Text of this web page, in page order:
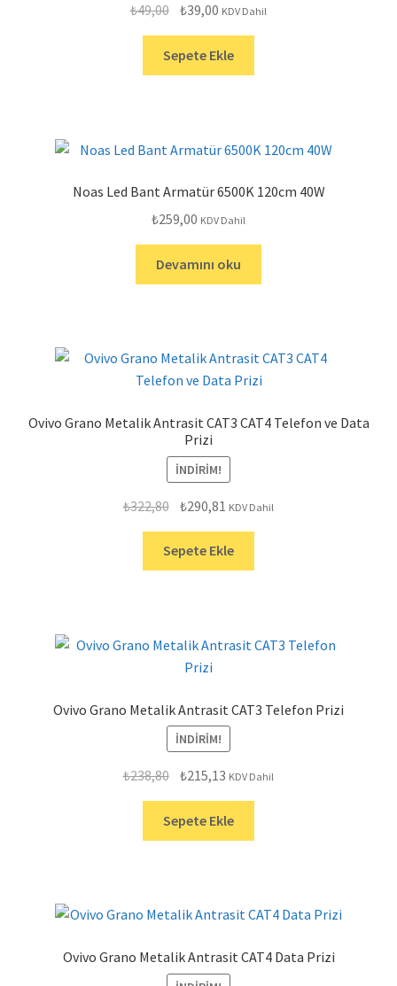
₺49,00 Orijinal
fiyat:
₺49,00.
₺39,00 Şu
andaki
fiyat:
₺39,00.
KDV Dahil
Sepete Ekle
Noas Led Bant Armatür 6500K 120cm 40W
₺259,00 KDV Dahil
Devamını oku
Ovivo Grano Metalik Antrasit CAT3 CAT4 Telefon ve Data
Prizi
İNDIRIM!
₺322,80 Orijinal
₺322,80.
₺290,81 Şu
fiyat:
₺290,81.
KDV Dahil
Sepete Ekle
Ovivo Grano Metalik Antrasit CAT3 Telefon Prizi
İNDIRIM!
₺238,80 Orijinal
₺238,80.
₺215,13 Şu
fiyat:
₺215,13.
KDV Dahil
Sepete Ekle
Ovivo Grano Metalik Antrasit CAT4 Data Prizi